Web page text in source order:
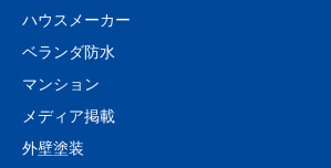
ハウスメーカー
ベランダ防水
マンション
メディア掲載
外壁塗装